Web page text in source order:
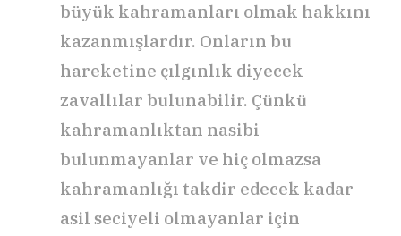
büyük kahramanları olmak hakkını
kazanmışlardır. Onların bu
hareketine çılgınlık diyecek
zavallılar bulunabilir. Çünkü
kahramanlıktan nasibi
bulunmayanlar ve hiç olmazsa
kahramanlığı takdir edecek kadar
asil seciyeli olmayanlar için